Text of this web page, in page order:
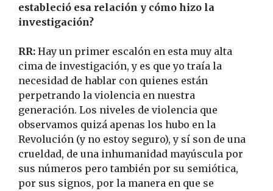
estableció esa relación y cómo hizo la
investigación?
RR: Hay un primer escalón en esta muy alta
cima de investigación, y es que yo traía la
necesidad de hablar con quienes están
perpetrando la violencia en nuestra
generación. Los niveles de violencia que
observamos quizá apenas los hubo en la
Revolución (y no estoy seguro), y sí son de una
crueldad, de una inhumanidad mayúscula por
sus números pero también por su semiótica,
por sus signos, por la manera en que se